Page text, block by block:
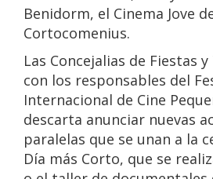
Benidorm, el Cinema Jove
Cortocomenius.
Las Concejalias de Fiestas
con los responsables del
Internacional de Cine
descarta anunciar nuevas
paralelas que se unan a la
Día más Corto, que se